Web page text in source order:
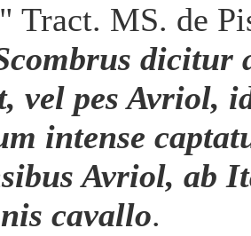
Tract. MS. de
dicitur
vel pes Avriol,
intense
Avriol, ab
cavallo.